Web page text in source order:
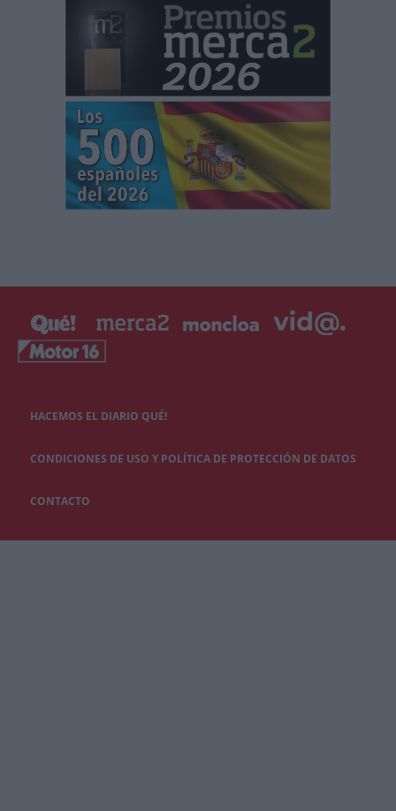
HACEMOS EL DIARIO QUÉ!
CONDICIONES DE USO Y POLÍTICA DE PROTECCIÓN DE DATOS
CONTACTO